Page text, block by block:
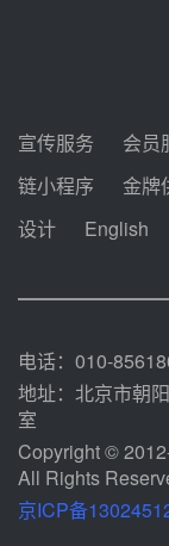
宣传服务 会员
链小程序
金牌
设计
English
电话：010-
地址：北京市朝
室
Copyright ©
All Rights
京ICP备